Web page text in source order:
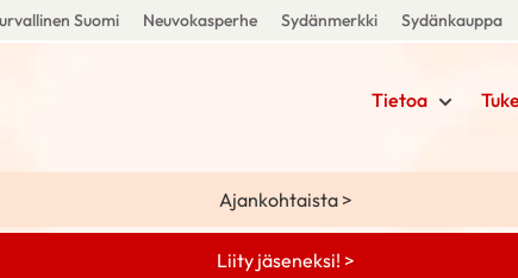
Suomi Neuvokasperhe Sydänmerkki Sydänkauppa
Tietoa
Ajankohtaista >
Liity jäseneksi! >